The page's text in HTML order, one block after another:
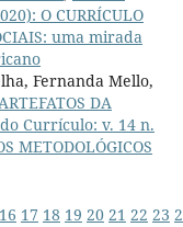
O CURRÍCULO
uma mirada
Fernanda Mello,
DA
Currículo: v. 14 n.
METODOLÓGICOS
16 17 18 19 20 21 22 23